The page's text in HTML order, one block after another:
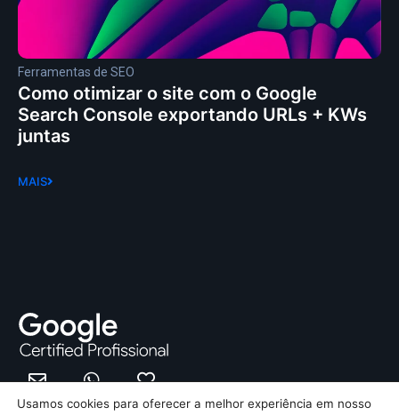
Ferramentas de SEO
Como otimizar o site com o Google
Search Console exportando URLs + KWs
juntas
MAIS
Usamos cookies para oferecer a melhor experiência em nosso